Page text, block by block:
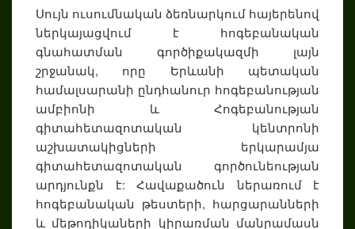
Սույն ուսումնական ձեռնարկում հայերենով
ներկայացվում է հոգեբանական
գնահատման գործիքակազմի լայն
շրջանակ, որը Երևանի պետական
համալսարանի ընդհանուր հոգեբանության
ամբիոնի և Հոգեբանության
գիտահետազոտական կենտրոնի
աշխատակիցների երկարամյա
գիտահետազոտական գործունեության
արդյունքն է: Հավաքածուն ներառում է
հոգեբանական թեստերի, հարցարանների
և մեթոդիկաների կիրառման մանրամասն